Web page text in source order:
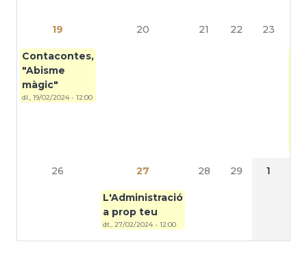
19 20 21 22 23
Contacontes,
"Abisme
màgic"
dl., 19/02/2024 - 12:00
26 27 28 29 1
L'Administració
a prop teu
dt., 27/02/2024 - 12:00